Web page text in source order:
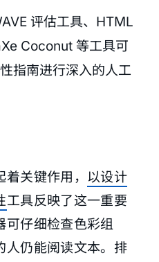
评估工具、HTML
Coconut 等工具可
指南进行深入的人工
关键作用， 以设计
工具反映了这一重要
可仔细检查色彩组
人仍能阅读文本。排